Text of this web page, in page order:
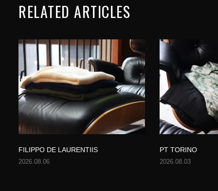
RELATED ARTICLES
FILIPPO DE LAURENTIIS
2026.08.06
PT TORINO
2026.08.03